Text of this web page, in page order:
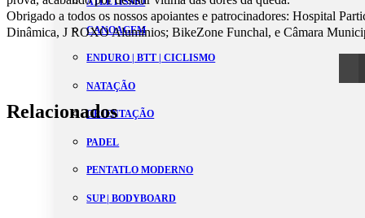
CANOAGEM
ENDURO | BTT | CICLISMO
NATAÇÃO
ORIENTAÇÃO
PADEL
PENTATLO MODERNO
SUP | BODYBOARD
Obrigado a todos os nossos apoiantes e patrocinadores: Hospital
Dinâmica, J ROXO Alumínios; BikeZone Funchal, e Câmara
Relacionados